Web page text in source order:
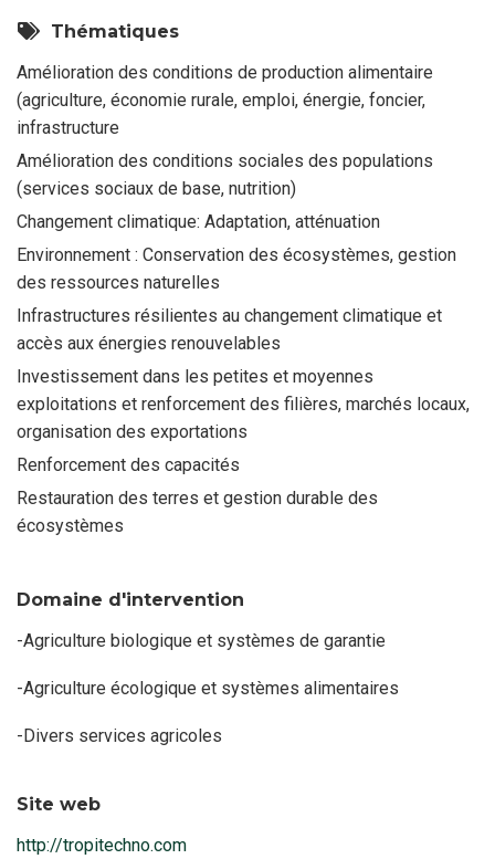
Thématiques
Amélioration des conditions de production alimentaire
(agriculture, économie rurale, emploi, énergie, foncier,
infrastructure
Amélioration des conditions sociales des populations
(services sociaux de base, nutrition)
Changement climatique: Adaptation, atténuation
Environnement : Conservation des écosystèmes, gestion
des ressources naturelles
Infrastructures résilientes au changement climatique et
accès aux énergies renouvelables
Investissement dans les petites et moyennes
exploitations et renforcement des filières, marchés locaux,
organisation des exportations
Renforcement des capacités
Restauration des terres et gestion durable des
écosystèmes
Domaine d'intervention
-Agriculture biologique et systèmes de garantie
-Agriculture écologique et systèmes alimentaires
-Divers services agricoles
Site web
http://tropitechno.com